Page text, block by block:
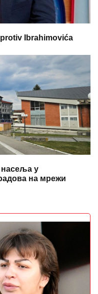
Ibrahimovića
насеља у
на мрежи